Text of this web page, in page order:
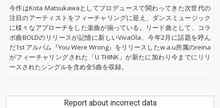
今作はKota Matsukawaとしてプロデュースで関わってきた次世代の
注目のアーティストをフィーチャリングに迎え、ダンスミュージック
に様々なアプローチをした楽曲が揃っている。リード曲として、コラ
ボ曲BOLDのリリースが記憶に新しいVivaOla、今年2月に話題を呼ん
だ1st アルバム『You Were Wrong』をリリースしたw.a.u所属のreina
がフィーチャリングされた「U THINK」が新たに加わり今までにリリ
ースされたシングルを含め全5曲を収録。
Report about incorrect data